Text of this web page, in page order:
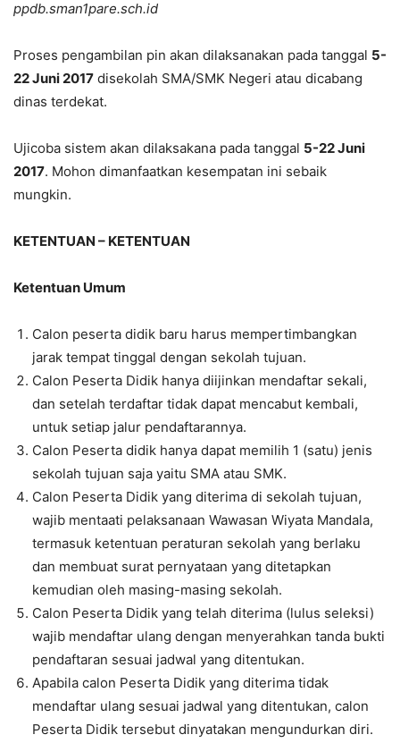
ppdb.sman1pare.sch.id
Proses pengambilan pin akan dilaksanakan pada tanggal 5-
22 Juni 2017 disekolah SMA/SMK Negeri atau dicabang
dinas terdekat.
Ujicoba sistem akan dilaksakana pada tanggal 5-22 Juni
2017. Mohon dimanfaatkan kesempatan ini sebaik
mungkin.
KETENTUAN – KETENTUAN
Ketentuan Umum
Calon peserta didik baru harus mempertimbangkan
jarak tempat tinggal dengan sekolah tujuan.
Calon Peserta Didik hanya diijinkan mendaftar sekali,
dan setelah terdaftar tidak dapat mencabut kembali,
untuk setiap jalur pendaftarannya.
Calon Peserta didik hanya dapat memilih 1 (satu) jenis
sekolah tujuan saja yaitu SMA atau SMK.
Calon Peserta Didik yang diterima di sekolah tujuan,
wajib mentaati pelaksanaan Wawasan Wiyata Mandala,
termasuk ketentuan peraturan sekolah yang berlaku
dan membuat surat pernyataan yang ditetapkan
kemudian oleh masing-masing sekolah.
Calon Peserta Didik yang telah diterima (lulus seleksi)
wajib mendaftar ulang dengan menyerahkan tanda bukti
pendaftaran sesuai jadwal yang ditentukan.
Apabila calon Peserta Didik yang diterima tidak
mendaftar ulang sesuai jadwal yang ditentukan, calon
Peserta Didik tersebut dinyatakan mengundurkan diri.